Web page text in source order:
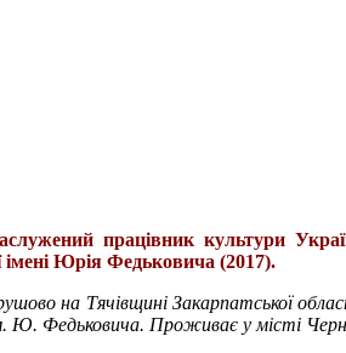
працівник культури
імені Юрія Федьковича (2017).
на Тячівщині Закарпатської
Ю. Федьковича. Проживає у місті